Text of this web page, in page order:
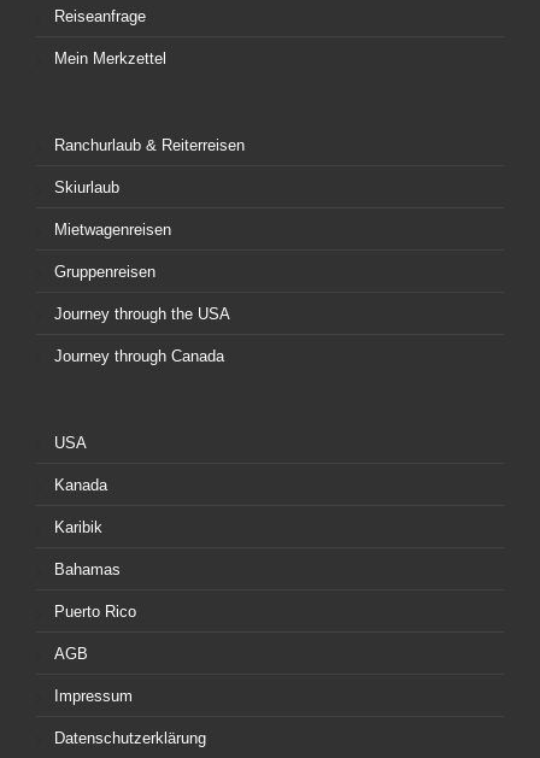
Reiseanfrage
Mein Merkzettel
Ranchurlaub & Reiterreisen
Skiurlaub
Mietwagenreisen
Gruppenreisen
Journey through the USA
Journey through Canada
USA
Kanada
Karibik
Bahamas
Puerto Rico
AGB
Impressum
Datenschutzerklärung